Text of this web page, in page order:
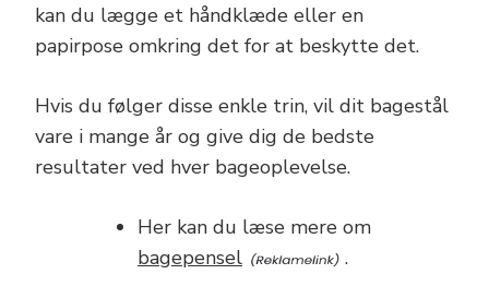
kan du lægge et håndklæde eller en
papirpose omkring det for at beskytte det.
Hvis du følger disse enkle trin, vil dit bagestål
vare i mange år og give dig de bedste
resultater ved hver bageoplevelse.
Her kan du læse mere om
bagepensel
.